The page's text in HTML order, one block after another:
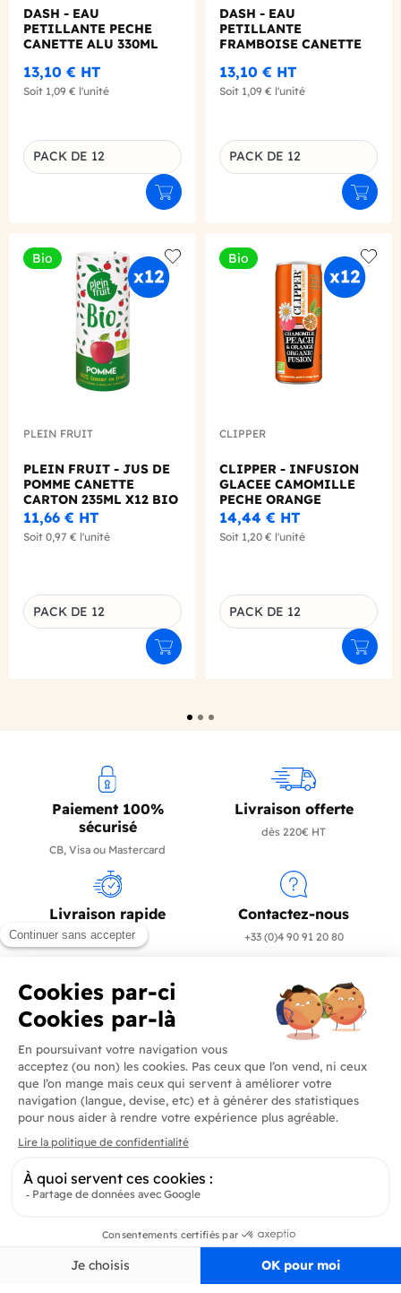
DASH - EAU
PETILLANTE PECHE
CANETTE ALU 330ML
13,10 € HT
Soit 1,09 € l'unité
Déclinaison du produit
PACK DE 12
Ajouter au panier
DASH - EAU
PETILLANTE
FRAMBOISE CANETTE
13,10 € HT
Soit 1,09 € l'unité
Déclinaison du produit
PACK DE 12
Bio
Add to wishlist
PLEIN FRUIT
PLEIN FRUIT - JUS DE
POMME CANETTE
CARTON 235ML X12 BIO
11,66 € HT
Soit 0,97 € l'unité
Déclinaison du produit
PACK DE 12
Ajouter au panier
Bio
Add
CLIPPER
CLIPPER - INFUSION
GLACEE CAMOMILLE
PECHE ORANGE
CANETTE 250ML X12
BIO
14,44 € HT
Soit 1,20 € l'unité
Déclinaison du produit
PACK DE 12
Paiement 100%
sécurisé
CB, Visa ou Mastercard
Livraison offerte
dès 220€ HT
Livraison rapide
en 24/72h
Contactez-nous
+33 (0)4 90 91 20 80